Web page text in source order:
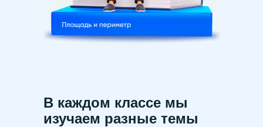
В каждом классе мы
изучаем разные темы